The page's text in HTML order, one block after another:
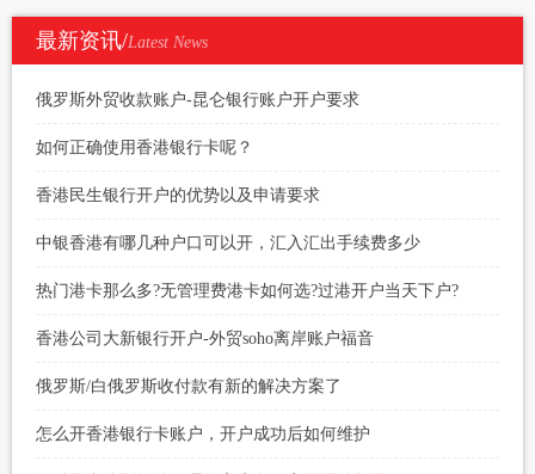
最新资讯/Latest News
俄罗斯外贸收款账户-昆仑银行账户开户要求
如何正确使用香港银行卡呢？
香港民生银行开户的优势以及申请要求
中银香港有哪几种户口可以开，汇入汇出手续费多少
热门港卡那么多?无管理费港卡如何选?过港开户当天下户?
香港公司大新银行开户-外贸soho离岸账户福音
俄罗斯/白俄罗斯收付款有新的解决方案了
怎么开香港银行卡账户，开户成功后如何维护